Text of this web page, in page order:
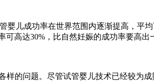
儿成功率在世界范围内逐渐提高，平
高达30%，比自然妊娠的成功率要高出
样的问题。尽管试管婴儿技术已经较为